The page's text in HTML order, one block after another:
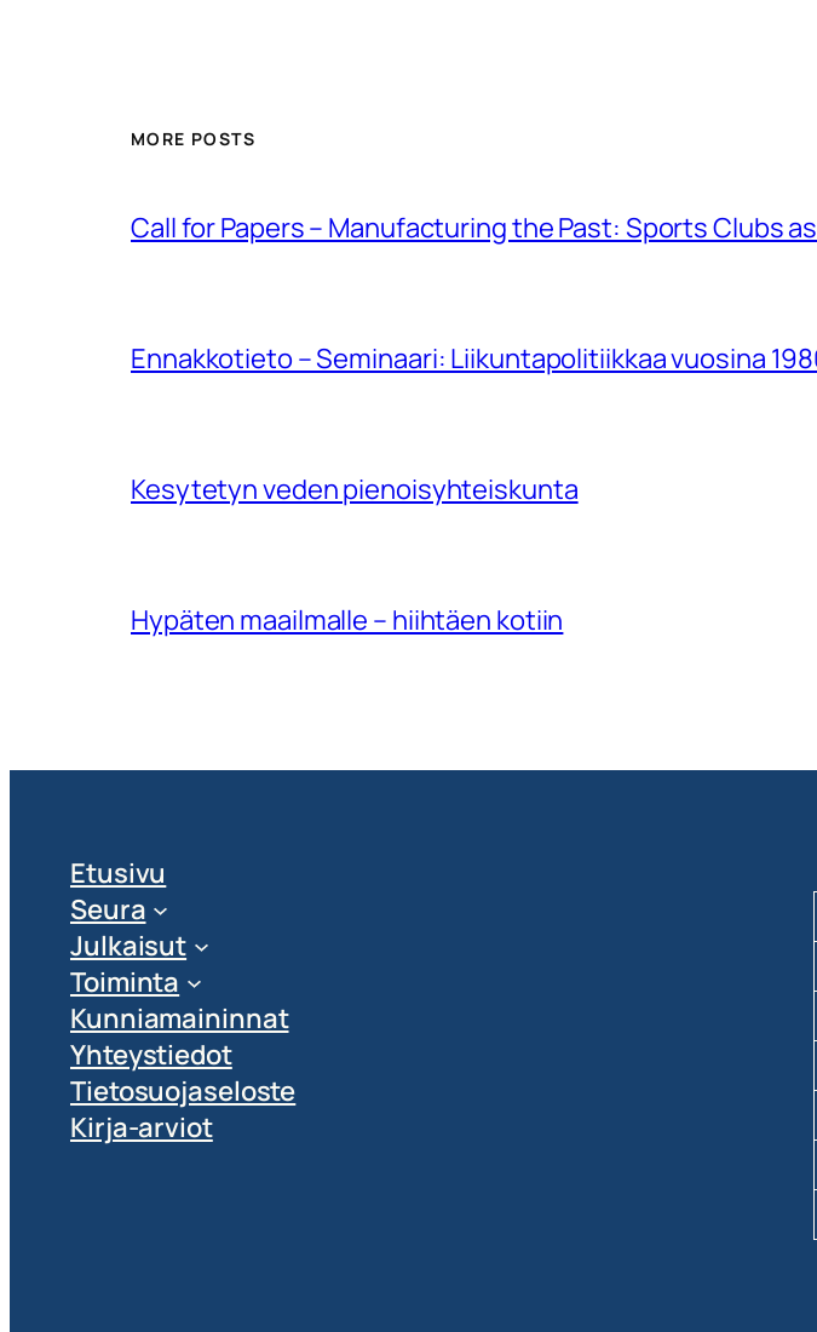
MORE POSTS
Call for Papers – Manufacturing the Past: Sports Clubs
Ennakkotieto – Seminaari: Liikuntapolitiikkaa vuosina
Kesytetyn veden pienoisyhteiskunta
Hypäten maailmalle – hiihtäen kotiin
Etusivu
Seura
Julkaisut
Toiminta
Kunniamaininnat
Yhteystiedot
Tietosuojaseloste
Kirja-arviot